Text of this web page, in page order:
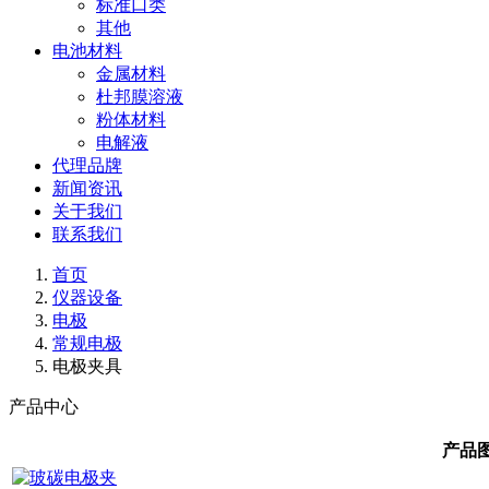
标准口类
其他
电池材料
金属材料
杜邦膜溶液
粉体材料
电解液
代理品牌
新闻资讯
关于我们
联系我们
首页
仪器设备
电极
常规电极
电极夹具
产品中心
产品